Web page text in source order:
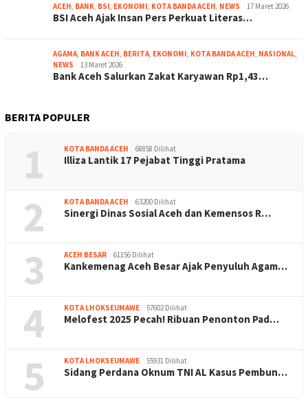
ACEH, BANK, BSI, EKONOMI, KOTA BANDA ACEH, NEWS 17 Maret 2026
BSI Aceh Ajak Insan Pers Perkuat Literas…
AGAMA, BANK ACEH, BERITA, EKONOMI, KOTA BANDA ACEH, NASIONAL,
NEWS
13 Maret 2026
Bank Aceh Salurkan Zakat Karyawan Rp1,43…
BERITA POPULER
1 KOTA BANDA ACEH 68858 Dilihat
Illiza Lantik 17 Pejabat Tinggi Pratama
2 KOTA BANDA ACEH 63200 Dilihat
Sinergi Dinas Sosial Aceh dan Kemensos R…
3 ACEH BESAR 61156 Dilihat
Kankemenag Aceh Besar Ajak Penyuluh Agam…
4 KOTA LHOKSEUMAWE 57602 Dilihat
Melofest 2025 Pecah! Ribuan Penonton Pad…
5 KOTA LHOKSEUMAWE 55931 Dilihat
Sidang Perdana Oknum TNI AL Kasus Pembun…